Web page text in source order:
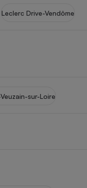
Leclerc Drive-Vendôme
sur-Loire